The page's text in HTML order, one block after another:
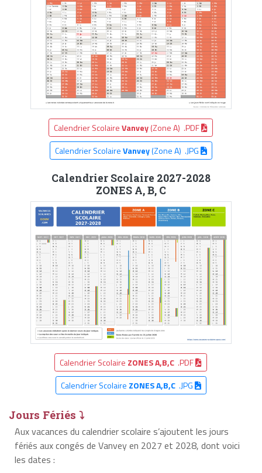
Calendrier ScolaireVanvey(Zone A) .PDF
Calendrier ScolaireVanvey(Zone A) .JPG
Calendrier Scolaire 2027-2028
ZONES A, B, C
Calendrier Scolaire ZONES A,B,C .PDF
Calendrier Scolaire ZONES A,B,C.JPG
Jours Fériés ⤵
Aux vacances du calendrier scolaire s’ajoutent les jours
fériés aux congés de Vanvey en 2027 et 2028, dont voici
les dates :